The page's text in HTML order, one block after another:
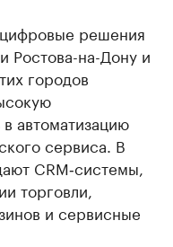
решения
на-Дону и
городов
автоматизацию
сервиса. В
CRM‑системы,
торговли,
и сервисные